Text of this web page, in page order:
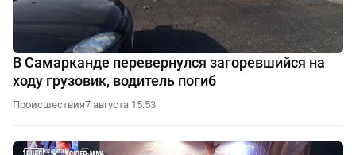
В Самарканде перевернулся загоревшийся на
ходу грузовик, водитель погиб
Происшествия7 августа 15:53